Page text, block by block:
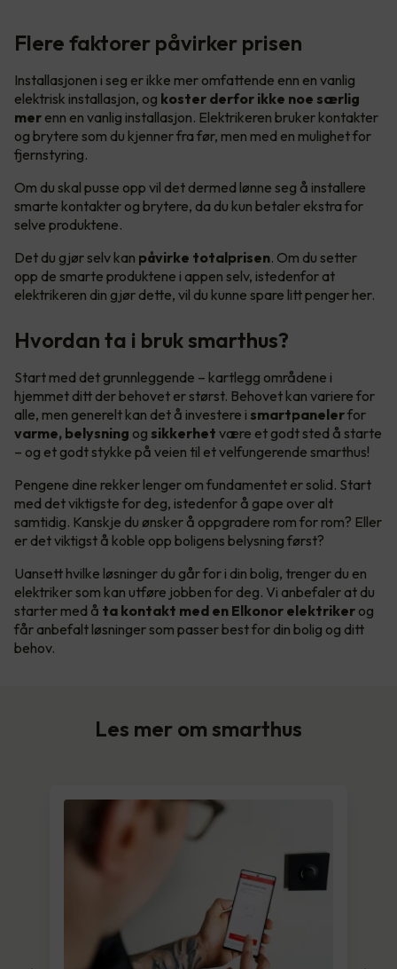
Flere faktorer påvirker prisen
Installasjonen i seg er ikke mer omfattende enn en vanlig
elektrisk installasjon, og koster derfor ikke noe særlig
mer enn en vanlig installasjon. Elektrikeren bruker kontakter
og brytere som du kjenner fra før, men med en mulighet for
fjernstyring.
Om du skal pusse opp vil det dermed lønne seg å installere
smarte kontakter og brytere, da du kun betaler ekstra for
selve produktene.
Det du gjør selv kan påvirke totalprisen. Om du setter
opp de smarte produktene i appen selv, istedenfor at
elektrikeren din gjør dette, vil du kunne spare litt penger her.
Hvordan ta i bruk smarthus?
Start med det grunnleggende – kartlegg områdene i
hjemmet ditt der behovet er størst. Behovet kan variere for
alle, men generelt kan det å investere i smartpanelerfor
varme, belysning og sikkerhet være et godt sted å starte
– og et godt stykke på veien til et velfungerende smarthus!
Pengene dine rekker lenger om fundamentet er solid. Start
med det viktigste for deg, istedenfor å gape over alt
samtidig. Kanskje du ønsker å oppgradere rom for rom? Eller
er det viktigst å koble opp boligens belysning først?
Uansett hvilke løsninger du går for i din bolig, trenger du en
elektriker som kan utføre jobben for deg. Vi anbefaler at du
starter med å ta kontakt med en Elkonor elektriker og
får anbefalt løsninger som passer best for din bolig og ditt
behov.
Les mer om smarthus